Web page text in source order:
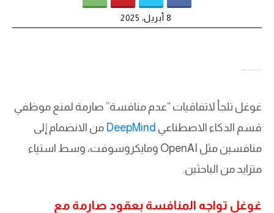
8 أبريل، 2025
غوغل تلجأ لاتفاقيات “عدم منافسة” صارمة لمنع موظفي
قسم الذكاء الاصطناعي DeepMind من الانضمام إلى
منافسين مثل OpenAI ومايكروسوفت، وسط استياء
متزايد من الباحثين.
غوغل تواجه المنافسة بعقود صارمة مع